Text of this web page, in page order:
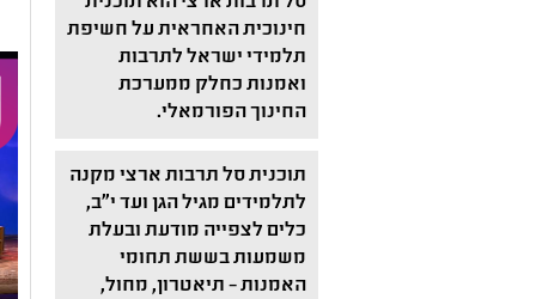
חינוכית האחראית על חשיפת
תלמידי ישראל לתרבות
ואמנות כחלק ממערכת
החינוך הפורמאלי.
תוכנית סל תרבות ארצי מקנה
לתלמידים מגיל הגן ועד י"ב,
כלים לצפייה מודעת ובעלת
משמעות בששת תחומי
האמנות – תיאטרון, מחול,